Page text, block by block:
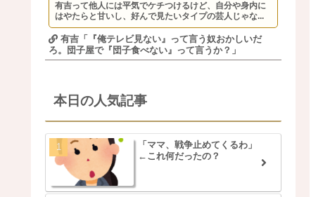
有吉って他人には平気でケチつけるけど、自分や身内に
はやたらと甘いし、好んで見たいタイプの芸人じゃな...
有吉「『俺テレビ見ない』って言う奴おかしいだ
ろ。団子屋で『団子食べない』って言うか？」
本日の人気記事
「ママ、戦争止めてくるわ」
←これ何だったの？